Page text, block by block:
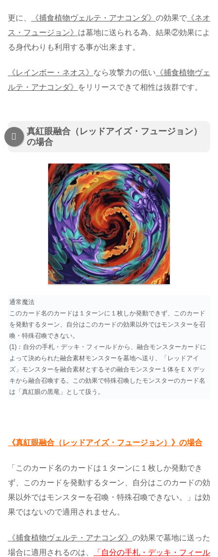
更に、 《捕食植物ヴェルテ・アナコンダ》 の効果で 《ネオ
ス・フュージョン》 は墓地に送られる為、結果②効果によ
る身代わりも利用する事が出来ます。
《レインボー・ネオス》 なら攻撃力の低い 《捕食植物ヴェ
ルテ・アナコンダ》
をリリースできて相性は抜群です。
真紅眼融合（レッドアイズ・フュージョン）
の場合
通常魔法
このカード名のカードは１ターンに１枚しか発動できず、このカード
を発動するターン、自分はこのカードの効果以外ではモンスターを召
喚・特殊召喚できない。
(1)：自分の手札・デッキ・フィールドから、融合モンスターカードに
よって決められた融合素材モンスターを墓地へ送り、「レッドアイ
ズ」モンスターを融合素材とするその融合モンスター１体をＥＸデッ
キから融合召喚する。この効果で特殊召喚したモンスターのカード名
は「真紅眼の黒竜」として扱う。
《真紅眼融合（レッドアイズ・フュージョン）》の場合
「このカード名のカードは１ターンに１枚しか発動でき
ず、このカードを発動するターン、自分はこのカードの効
果以外ではモンスターを召喚・特殊召喚できない。」は効
果ではないので適用されません。
《捕食植物ヴェルテ・アナコンダ》 の効果で墓地に送った
場合に適用されるのは、
「自分の手札・デッキ・フィール